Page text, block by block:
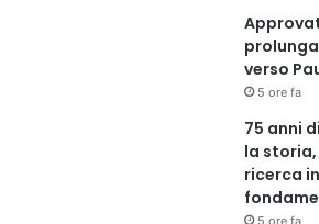
verso
5 ore fa
75 anni
la
ricerca
5 ore fa